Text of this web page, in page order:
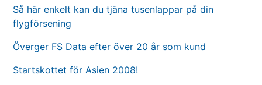
Så här enkelt kan du tjäna tusenlappar på din
flygförsening
Överger FS Data efter över 20 år som kund
Startskottet för Asien 2008!